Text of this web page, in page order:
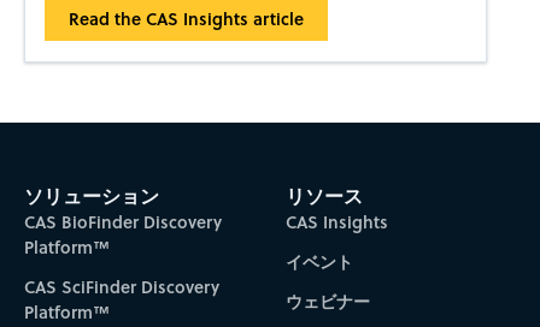
Read the CAS Insights article
ソリューション
CAS BioFinder Discovery
Platform™
CAS SciFinder Discovery
Platform™
リソース
CAS Insights
イベント
ウェビナー